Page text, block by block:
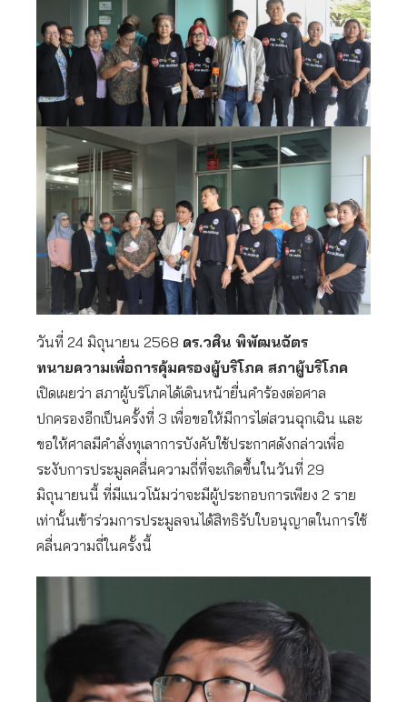
วันที่ 24 มิถุนายน 2568 ดร.วศิน พิพัฒนฉัตร
ทนายความเพื่อการคุ้มครองผู้บริโภค สภาผู้บริโภค
เปิดเผยว่า สภาผู้บริโภคได้เดินหน้ายื่นคำร้องต่อศาล
ปกครองอีกเป็นครั้งที่ 3 เพื่อขอให้มีการไต่สวนฉุกเฉิน และ
ขอให้ศาลมีคำสั่งทุเลาการบังคับใช้ประกาศดังกล่าวเพื่อ
ระงับการประมูลคลื่นความถี่ที่จะเกิดขึ้นในวันที่ 29
มิถุนายนนี้ ที่มีแนวโน้มว่าจะมีผู้ประกอบการเพียง 2 ราย
เท่านั้นเข้าร่วมการประมูลจนได้สิทธิรับใบอนุญาตในการใช้
คลื่นความถี่ในครั้งนี้